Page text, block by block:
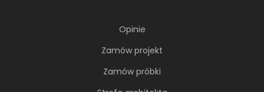
Soft minimalizm z duszą. 65-
metrowe mieszkanie projektu AVO
Minimalizm wcale nie musi opierać się na
Opinie
Zamów projekt
Zamów próbki